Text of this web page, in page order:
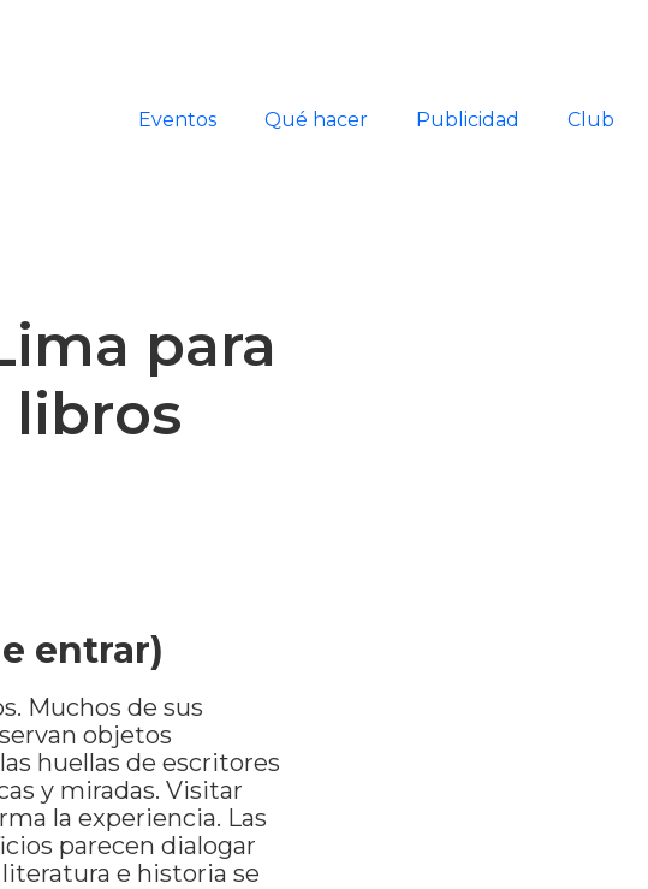
Eventos Qué hacer Publicidad Club
para
libros
entrar)
Muchos de sus
objetos
huellas de escritores
y miradas. Visitar
la experiencia. Las
parecen dialogar
e historia se